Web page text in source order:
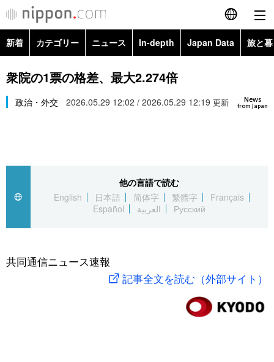
English
繁體字
العربية
社会
旅と暮らし
新着 カテゴリー ニュース In-depth Japan Data 旅と
政治・外交
経済・ビジネス
社会
文化
科学・技術
暮らし
Images
お知らせ
衆院の1票の格差、最大2.274倍
News
from Japan
政治・外交 2026.05.29 12:02 / 2026.05.29 12:19 更新
他の言語で読む
English
日本語 简体字 繁體字
Français
Español
العربية Русский
共同通信ニュース速報
記事全文を読む（外部サイト）